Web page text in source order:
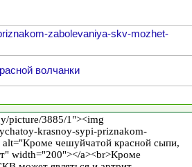
zabolevaniya-skv-mozhet-
волчанки